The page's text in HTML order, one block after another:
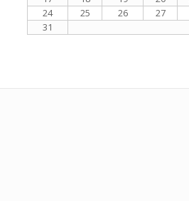
24
25 26 27
31